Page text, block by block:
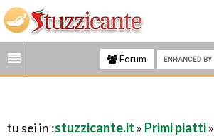
Forum
tu sei in :stuzzicante.it » Primi piatti»